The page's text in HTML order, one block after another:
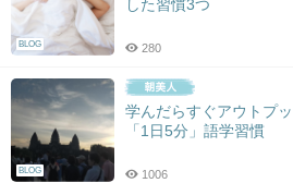
BLOG
した習慣3つ
280
BLOG
学んだらすぐアウトプ
「1日5分」語学習慣
1006